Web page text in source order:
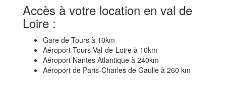
Accès à votre location en val de
Loire :
Gare de Tours à 10km
Aéroport Tours-Val-de-Loire à 10km
Aéroport Nantes Atlantique à 240km
Aéroport de Paris-Charles de Gaulle à 260 km